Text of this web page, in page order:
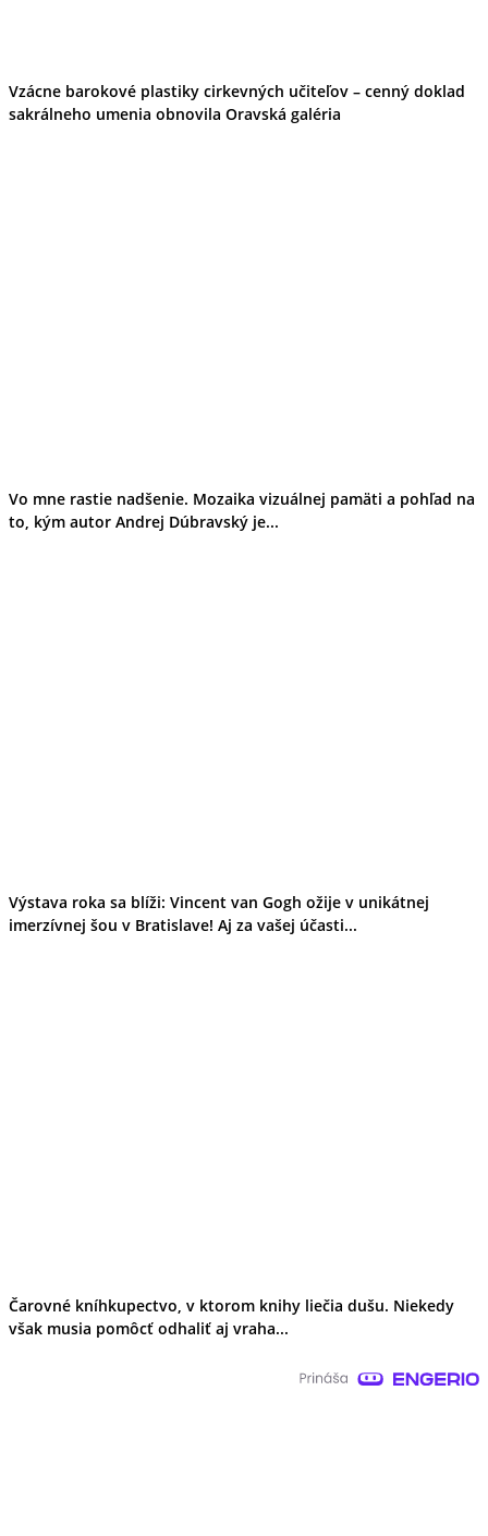
Vzácne barokové plastiky cirkevných učiteľov – cenný doklad
sakrálneho umenia obnovila Oravská galéria
Vo mne rastie nadšenie. Mozaika vizuálnej pamäti a pohľad na
to, kým autor Andrej Dúbravský je...
Výstava roka sa blíži: Vincent van Gogh ožije v unikátnej
imerzívnej šou v Bratislave! Aj za vašej účasti...
Čarovné kníhkupectvo, v ktorom knihy liečia dušu. Niekedy
však musia pomôcť odhaliť aj vraha...